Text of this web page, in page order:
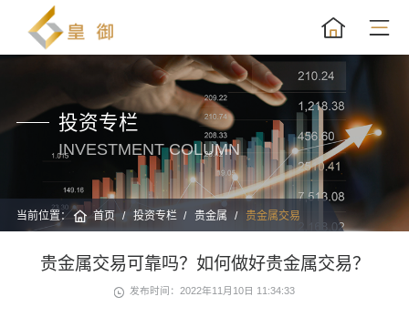
投资专栏
INVESTMENT COLUMN
当前位置： 首页 投资专栏 贵金属 贵金属交易
贵金属交易可靠吗？如何做好贵金属交易？
发布时间：2022年11月10日 11:34:33